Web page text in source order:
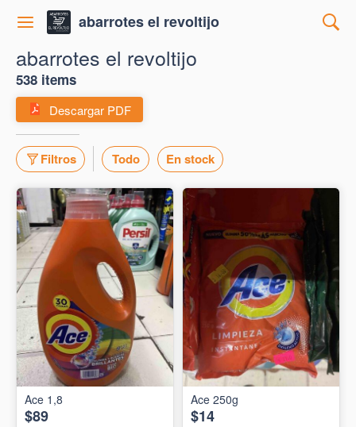
abarrotes el revoltijo
abarrotes el revoltijo
538 items
Descargar PDF
Filtros Todo En stock
Ace 1,8
$89
Ace 250g
$14